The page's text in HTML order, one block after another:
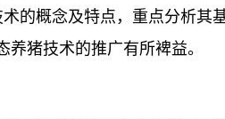
的概念及特点，重点分析其
猪技术的推广有所裨益。